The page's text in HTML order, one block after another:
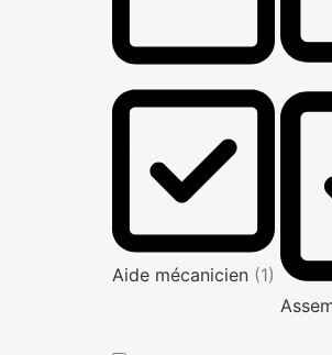
Aide mécanicien (1)